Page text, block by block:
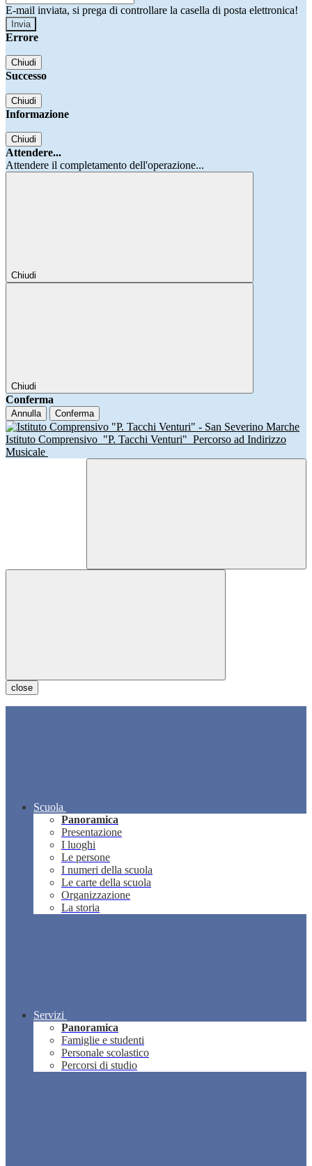
E-mail inviata, si prega di controllare la casella di posta elettronica!
Errore
Chiudi
Successo
Chiudi
Informazione
Chiudi
Attendere...
Attendere il completamento dell'operazione...
Chiudi
Chiudi
Conferma
Annulla Conferma
Istituto Comprensivo "P. Tacchi Venturi" Percorso ad Indirizzo
Musicale
close
Scuola
Panoramica
Presentazione
I luoghi
Le persone
I numeri della scuola
Le carte della scuola
Organizzazione
La storia
Servizi
Panoramica
Famiglie e studenti
Personale scolastico
Percorsi di studio